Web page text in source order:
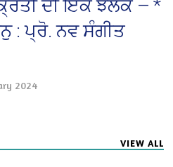
ਦੀ ਇੱਕ ਝਲਕ — *
: ਪ੍ਰੋ. ਨਵ ਸੰਗੀਤ
2024
VIEW ALL